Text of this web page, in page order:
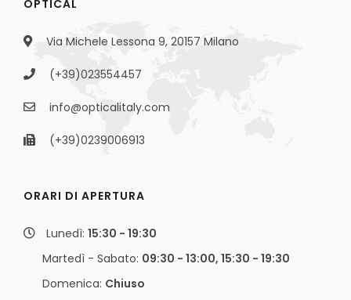
OPTICAL
Via Michele Lessona 9, 20157 Milano
(+39)023554457
info@opticalitaly.com
(+39)0239006913
ORARI DI APERTURA
Lunedì: 15:30 - 19:30
Martedì - Sabato: 09:30 - 13:00, 15:30 - 19:30
Domenica: Chiuso